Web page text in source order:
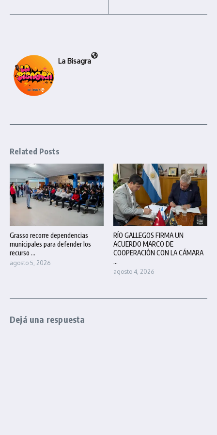
La Bisagra
Related Posts
Grasso recorre dependencias
municipales para defender los
recurso ...
agosto 5, 2026
RÍO GALLEGOS FIRMA UN
ACUERDO MARCO DE
COOPERACIÓN CON LA CÁMARA
...
agosto 4, 2026
Dejá una respuesta